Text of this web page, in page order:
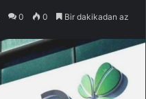
0 0 Bir dakikadan az